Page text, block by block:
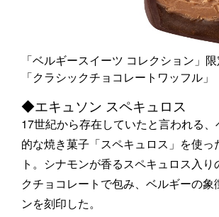
「ベルギースイーツ コレクション」
「クラシックチョコレートワッフル」
◆エキュソン スペキュロス
17世紀から存在していたと言われる
的な焼き菓子「スペキュロス」を使っ
ト。シナモンが香るスペキュロス入
クチョコレートで包み、ベルギーの象
ンを刻印した。